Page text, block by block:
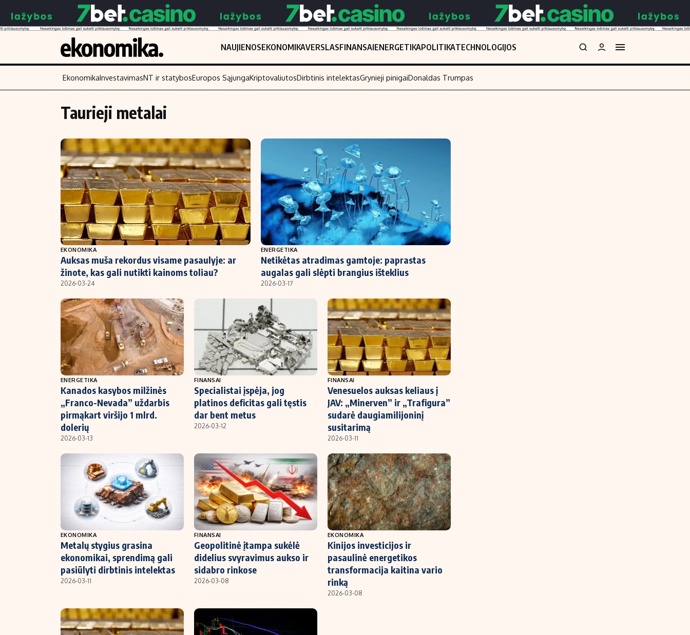
NAUJIENOSEKONOMIKAVERSLASFINANSAIENERGETIKAPOLITIKATECHNOLOGIJOS
Turinys
Naujienos
Aplinka
Verslas
Energetika
Ekonomika
Politika
NT ir statybos
Finansai
Įmonės
Žemės ūkis
Technologijos
Laisvalaikis
Investavimas
Akcijų rinka
Saulės elektrinės
Kriptovaliutos
Infliacija
Migracija
Nedarbo išmokos skaičiuoklė
Įdomios naujienos
EkonomikaInvestavimasNT ir statybosEuropos SąjungaKriptovaliutosDirbtinis intelektasGrynieji pinigaiDonaldas Trumpas
Taurieji metalai
EKONOMIKA
Auksas muša rekordus visame pasaulyje: ar
žinote, kas gali nutikti kainoms toliau?
2026-03-24
ENERGETIKA
Netikėtas atradimas gamtoje: paprastas
augalas gali slėpti brangius išteklius
2026-03-17
ENERGETIKA
Kanados kasybos milžinės
„Franco-Nevada” uždarbis
pirmąkart viršijo 1 mlrd.
dolerių
2026-03-13
FINANSAI
Specialistai įspėja, jog
platinos deficitas gali tęstis
dar bent metus
2026-03-12
FINANSAI
Venesuelos auksas keliaus į
JAV: „Minerven” ir „Trafigura”
sudarė daugiamilijoninį
susitarimą
2026-03-11
EKONOMIKA
Metalų stygius grasina
ekonomikai, sprendimą gali
pasiūlyti dirbtinis intelektas
2026-03-11
FINANSAI
Geopolitinė įtampa sukėlė
didelius svyravimus aukso ir
sidabro rinkose
2026-03-08
EKONOMIKA
Kinijos investicijos ir
pasaulinė energetikos
transformacija kaitina vario
rinką
2026-03-08